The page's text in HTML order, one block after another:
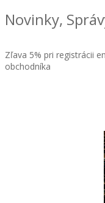
Novinky,
Zľava 5% pri registrácii
obchodníka